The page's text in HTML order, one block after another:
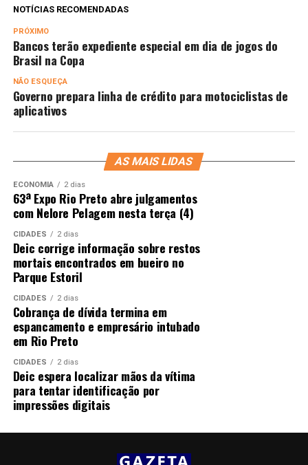
NOTÍCIAS RECOMENDADAS
PRÓXIMO
Bancos terão expediente especial em dia de jogos do
Brasil na Copa
NÃO ESQUEÇA
Governo prepara linha de crédito para motociclistas de
aplicativos
AS MAIS LIDAS
ECONOMIA 2 dias
63ª Expo Rio Preto abre julgamentos
com Nelore Pelagem nesta terça (4)
CIDADES 2 dias
Deic corrige informação sobre restos
mortais encontrados em bueiro no
Parque Estoril
CIDADES 2 dias
Cobrança de dívida termina em
espancamento e empresário intubado
em Rio Preto
CIDADES 2 dias
Deic espera localizar mãos da vítima
para tentar identificação por
impressões digitais